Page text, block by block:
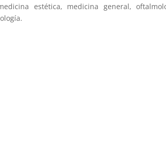
estética, medicina general,